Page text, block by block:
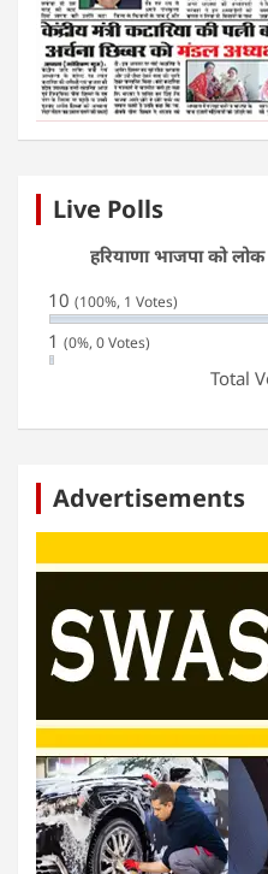
Live Polls
हरियाणा भाजपा को
10 (100%, 1 Votes)
1 (0%, 0 Votes)
Total
Advertisements